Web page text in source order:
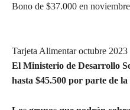
Bono de $37.000 en noviembre
Tarjeta Alimentar octubre 2023
El Ministerio de Desarrollo
hasta $45.500 por parte de